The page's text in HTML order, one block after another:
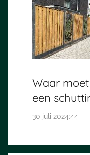
Waar
een
30 juli 2024:44